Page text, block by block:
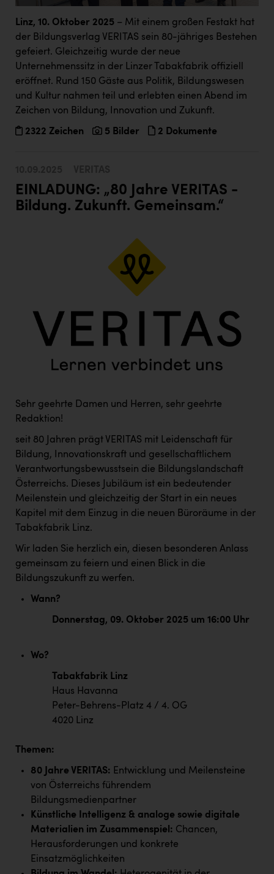
ERLUS AG
everfield
Firmenradl
Fristads Austria
HIG Infomotion Group
INTERSPAR
INTERSPORT Austria
Jane Goodall Institute Austria
KLIPP Frisör
Kremsmüller Anlagenbau GmbH
Maximarkt
Oldtimer Raststationen und Motorhotels
Österreichischer Kachelofenverband
Orlen
Passage Linz
PEZ
PÜSPÖK
REMAX
RE/MAX Welcome
Ruderclub Wels
Seher + Partner
Smurfit Westrock Nettingsdorf
TGW Logistics
Linz, 10. Oktober 2025 – Mit einem großen Festakt hat
der Bildungsverlag VERITAS sein 80-jähriges Bestehen
gefeiert. Gleichzeitig wurde der neue
Unternehmenssitz in der Linzer Tabakfabrik offiziell
eröffnet. Rund 150 Gäste aus Politik, Bildungswesen
und Kultur nahmen teil und erlebten einen Abend im
Zeichen von Bildung, Innovation und Zukunft.
2322 Zeichen 5 Bilder 2 Dokumente
EINLADUNG: „80 Jahre VERITAS -
Bildung. Zukunft. Gemeinsam.“
Sehr geehrte Damen und Herren, sehr geehrte
Redaktion!
seit 80 Jahren prägt VERITAS mit Leidenschaft für
Bildung, Innovationskraft und gesellschaftlichem
Verantwortungsbewusstsein die Bildungslandschaft
Österreichs. Dieses Jubiläum ist ein bedeutender
Meilenstein und gleichzeitig der Start in ein neues
Kapitel mit dem Einzug in die neuen Büroräume in der
Tabakfabrik Linz.
Wir laden Sie herzlich ein, diesen besonderen Anlass
gemeinsam zu feiern und einen Blick in die
Bildungszukunft zu werfen.
Wann?
Donnerstag, 09. Oktober 2025 um 16:00 Uhr
Wo?
Tabakfabrik Linz
Haus Havanna
Peter-Behrens-Platz 4 / 4. OG
4020 Linz
Themen:
80 Jahre VERITAS: Entwicklung und Meilensteine
von Österreichs führendem
Bildungsmedienpartner
Künstliche Intelligenz & analoge sowie digitale
Materialien im Zusammenspiel: Chancen,
Herausforderungen und konkrete
Einsatzmöglichkeiten